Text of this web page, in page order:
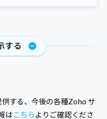
する
する、今後の各種Zoho サ
はこちらよりご確認くださ